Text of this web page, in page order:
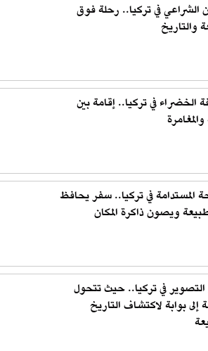
الشراعي في تركيا.. رحلة فوق
والتاريخ
الخضراء في تركيا.. إقامة بين
المستدامة في تركيا.. سفر يحافظ
ويصون ذاكرة المكان
في تركيا.. حيث تتحول
إلى بوابة لاكتشاف التاريخ